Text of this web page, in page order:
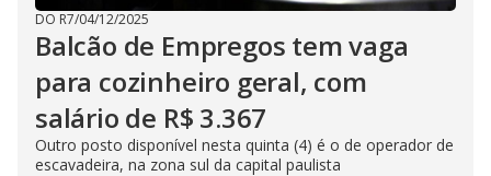
DO R7/04/12/2025
Balcão de Empregos tem vaga
para cozinheiro geral, com
salário de R$ 3.367
Outro posto disponível nesta quinta (4) é o de operador de
escavadeira, na zona sul da capital paulista